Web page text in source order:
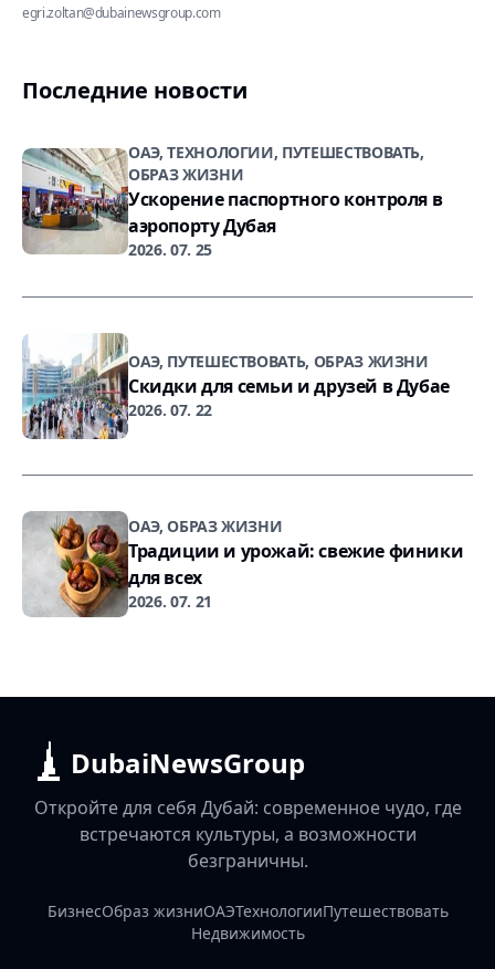
egri.zoltan@dubainewsgroup.com
Последние новости
ОАЭ, ТЕХНОЛОГИИ, ПУТЕШЕСТВОВАТЬ,
ОБРАЗ ЖИЗНИ
Ускорение паспортного контроля в
аэропорту Дубая
2026. 07. 25
ОАЭ, ПУТЕШЕСТВОВАТЬ, ОБРАЗ ЖИЗНИ
Скидки для семьи и друзей в Дубае
2026. 07. 22
ОАЭ, ОБРАЗ ЖИЗНИ
Традиции и урожай: свежие финики
для всех
2026. 07. 21
DubaiNewsGroup
Откройте для себя Дубай: современное чудо, где
встречаются культуры, а возможности
безграничны.
БизнесОбраз жизниОАЭТехнологииПутешествовать
Недвижимость